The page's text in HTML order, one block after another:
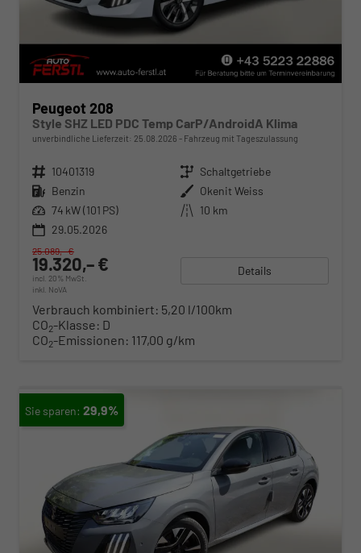
Peugeot 208
Style SHZ LED PDC Temp CarP/AndroidA Klima
unverbindliche Lieferzeit: 25.08.2026 Fahrzeug mit Tageszulassung
Fahrzeugnr. 10401319 Getriebe Schaltgetriebe
Kraftstoff Benzin Außenfarbe Okenit Weiss
Leistung 74 kW (101 PS) Kilometerstand 10 km
29.05.2026
19.320,– €
incl. 20% MwSt.
inkl. NoVA
25.089,– €
Details
Verbrauch kombiniert: 5,20 l/100km
CO2-Klasse: D
CO2-Emissionen: 117,00 g/km
29,9%